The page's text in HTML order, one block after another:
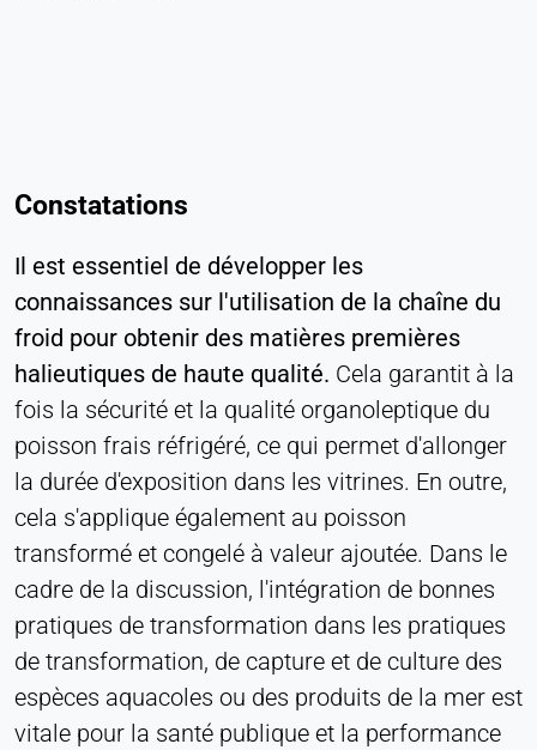
Constatations
Il est essentiel de développer les
connaissances sur l'utilisation de la chaîne du
froid pour obtenir des matières premières
halieutiques de haute qualité. Cela garantit à la
fois la sécurité et la qualité organoleptique du
poisson frais réfrigéré, ce qui permet d'allonger
la durée d'exposition dans les vitrines. En outre,
cela s'applique également au poisson
transformé et congelé à valeur ajoutée. Dans le
cadre de la discussion, l'intégration de bonnes
pratiques de transformation dans les pratiques
de transformation, de capture et de culture des
espèces aquacoles ou des produits de la mer est
vitale pour la santé publique et la performance